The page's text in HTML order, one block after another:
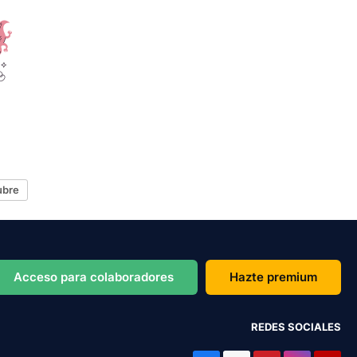
Acceso para colaboradores Hazte premium
REDES SOCIALES